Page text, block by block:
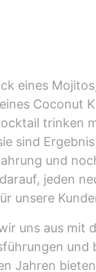
eines
Coconut
trinken
sind
und
jeden
unsere
uns aus mit
Jahren